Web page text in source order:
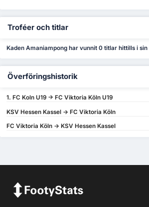
Troféer och titlar
Kaden Amaniampong har vunnit 0 titlar hittills i
Överföringshistorik
1. FC Koln U19 -> FC Viktoria Köln U19
KSV Hessen Kassel -> FC Viktoria Köln
FC Viktoria Köln -> KSV Hessen Kassel